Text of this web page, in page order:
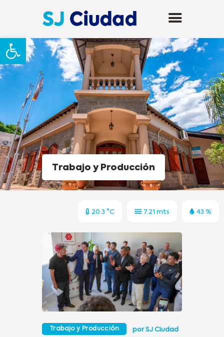
Abrir barra de herramientas
Trabajo y Producción
20.3 °C 7.21 mts 43 %
Trabajo y Producción porSJ Ciudad